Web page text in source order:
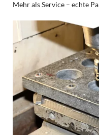
Mehr als Service – echte